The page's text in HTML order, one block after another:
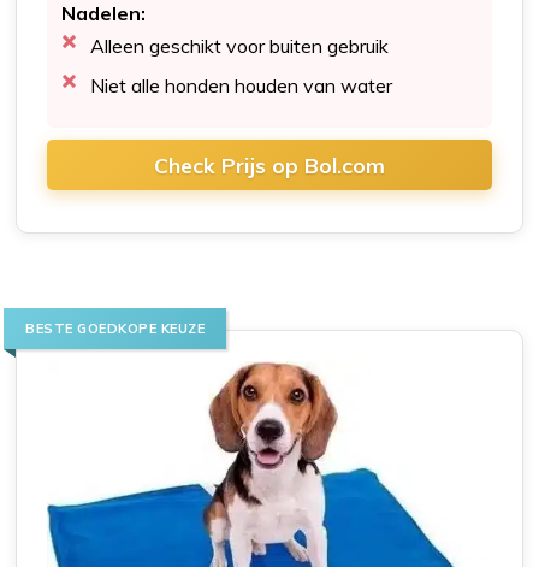
Nadelen:
Alleen geschikt voor buiten gebruik
Niet alle honden houden van water
Check Prijs op Bol.com
BESTE GOEDKOPE KEUZE